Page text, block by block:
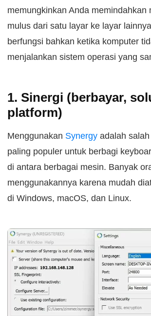
memungkinkan Anda memindahkan
mulus dari satu layar ke layar
berfungsi bahkan ketika komputer
menjalankan sistem operasi yang
1. Sinergi (berbayar,
platform)
Menggunakan Synergy adalah
paling populer untuk berbagi
di antara berbagai mesin. Banyak
menggunakannya karena mudah
di Windows, macOS, dan Linux.